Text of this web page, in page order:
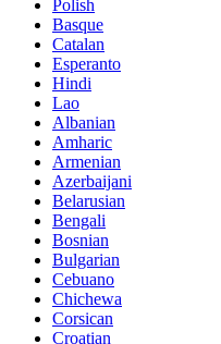
Polish
Basque
Catalan
Esperanto
Hindi
Lao
Albanian
Amharic
Armenian
Azerbaijani
Belarusian
Bengali
Bosnian
Bulgarian
Cebuano
Chichewa
Corsican
Croatian